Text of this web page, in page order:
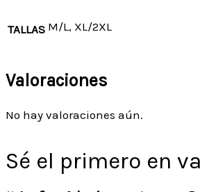
TALLAS M/L, XL/2XL
Valoraciones
No hay valoraciones aún.
Sé el primero en